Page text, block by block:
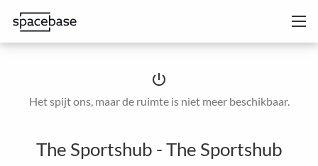
power_settings_new
Het spijt ons, maar de ruimte is niet meer beschikbaar.
The Sportshub - The Sportshub